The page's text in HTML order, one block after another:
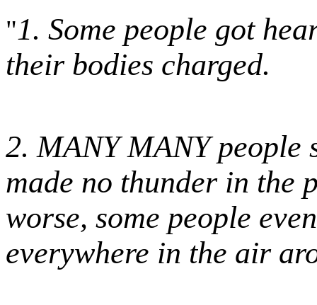
"1. Some people got
their bodies charged.
2. MANY MANY people
made no thunder in the
worse, some people
everywhere in the air